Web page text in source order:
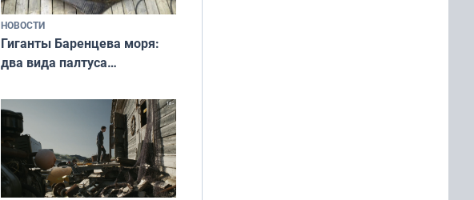
НОВОСТИ
Гиганты Баренцева моря:
два вида палтуса